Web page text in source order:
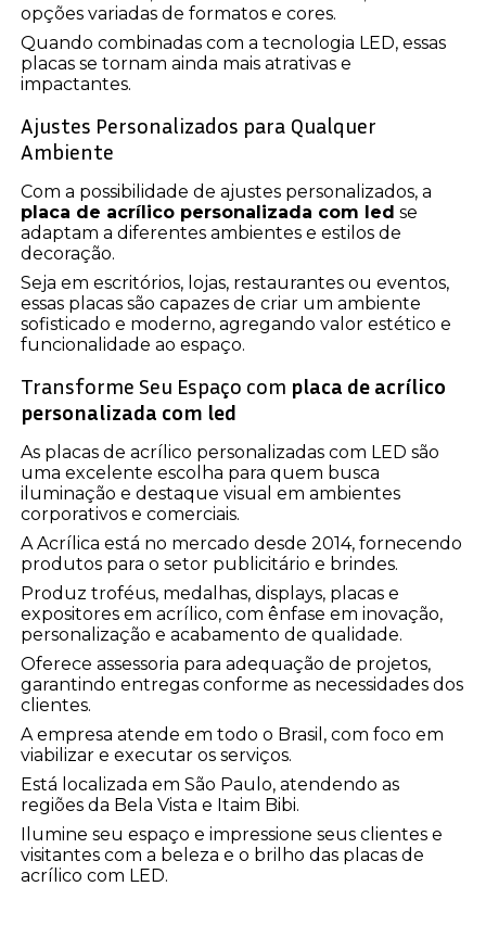
opções variadas de formatos e cores.
Quando combinadas com a tecnologia LED, essas
placas se tornam ainda mais atrativas e
impactantes.
Ajustes Personalizados para Qualquer
Ambiente
Com a possibilidade de ajustes personalizados, a
placa de acrílico personalizada com led se
adaptam a diferentes ambientes e estilos de
decoração.
Seja em escritórios, lojas, restaurantes ou eventos,
essas placas são capazes de criar um ambiente
sofisticado e moderno, agregando valor estético e
funcionalidade ao espaço.
Transforme Seu Espaço com placa de acrílico
personalizada com led
As placas de acrílico personalizadas com LED são
uma excelente escolha para quem busca
iluminação e destaque visual em ambientes
corporativos e comerciais.
A Acrílica está no mercado desde 2014, fornecendo
produtos para o setor publicitário e brindes.
Produz troféus, medalhas, displays, placas e
expositores em acrílico, com ênfase em inovação,
personalização e acabamento de qualidade.
Oferece assessoria para adequação de projetos,
garantindo entregas conforme as necessidades dos
clientes.
A empresa atende em todo o Brasil, com foco em
viabilizar e executar os serviços.
Está localizada em São Paulo, atendendo as
regiões da Bela Vista e Itaim Bibi.
Ilumine seu espaço e impressione seus clientes e
visitantes com a beleza e o brilho das placas de
acrílico com LED.